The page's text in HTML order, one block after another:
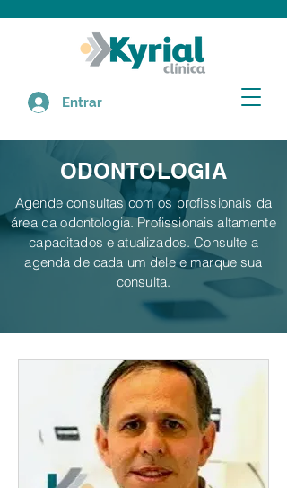
Entrar
ODONTOLOGIA
Agende consultas com os profissionais da
área da odontologia. Profissionais altamente
capacitados e atualizados. Consulte a
agenda de cada um dele e marque sua
consulta.